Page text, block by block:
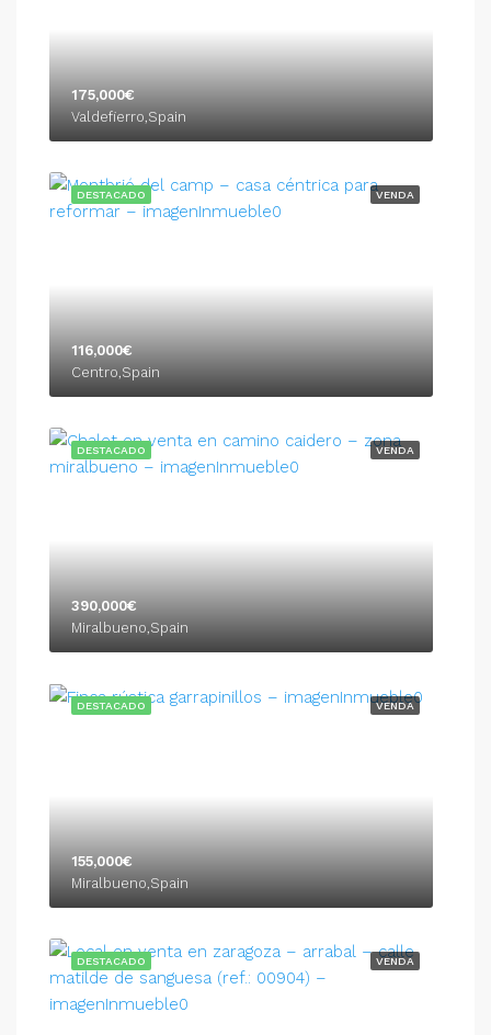
175,000€
Valdefierro,Spain
VENDA
DESTACADO
116,000€
Centro,Spain
VENDA
DESTACADO
390,000€
Miralbueno,Spain
VENDA
DESTACADO
155,000€
Miralbueno,Spain
VENDA
DESTACADO